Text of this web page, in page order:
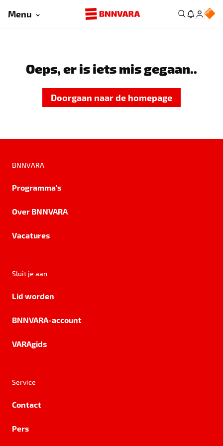
Menu
Oeps, er is iets mis gegaan..
Doorgaan naar de homepage
BNNVARA
Programma's
Over BNNVARA
Vacatures
Sluit je aan
Lid worden
BNNVARA-account
VARAgids
Service
Contact
Pers